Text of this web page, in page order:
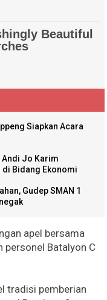
Siapkan Acara
Andi Jo Karim
di Bidang Ekonomi
Gudep SMAN 1
apel bersama
personel Batalyon C
tradisi pemberian